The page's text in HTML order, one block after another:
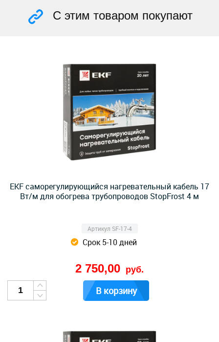
С этим товаром покупают
EKF саморегулирующийся нагревательный кабель 17
Вт/м для обогрева трубопроводов StopFrost 4 м
Артикул SF-17-4
Срок 5-10 дней
2 750,00 руб.
В корзину